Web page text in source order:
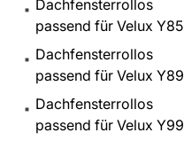
Dachfensterrollos
passend für Velux Y85
Dachfensterrollos
passend für Velux Y89
Dachfensterrollos
passend für Velux Y99